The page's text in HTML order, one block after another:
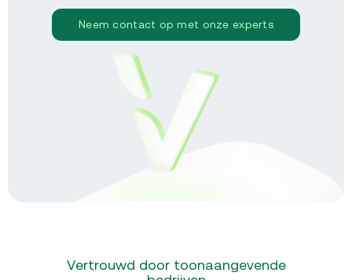
Neem contact op met onze experts
Vertrouwd door toonaangevende